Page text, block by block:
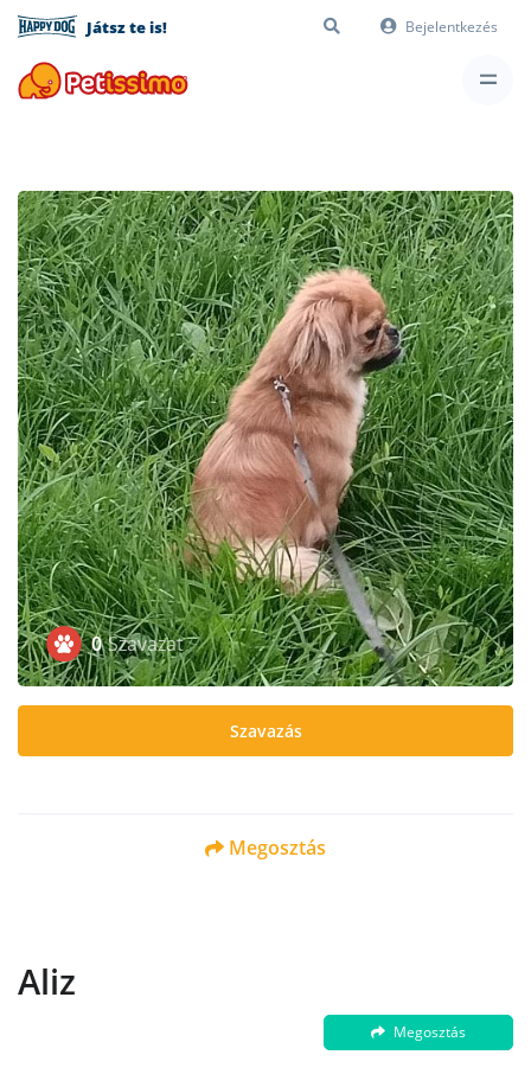
Játsz te is! Bejelentkezés
0 Szavazat
Szavazás
Megosztás
Aliz
Megosztás